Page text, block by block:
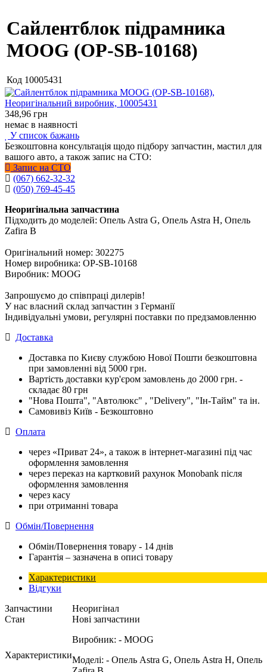
Сайлентблок підрамника
MOOG (OP-SB-10168)
Код 10005431
348,96 грн
немає в наявності
У список бажань
Безкоштовна консультація щодо підбору запчастин, мастил для
вашого авто, а також запис на СТО:
Запис на СТО
(067) 662-32-32
(050) 769-45-45
Неоригінальна запчастина
Підходить до моделей: Опель Astra G, Опель Astra H, Опель
Zafira B
Оригінальний номер: 302275
Номер виробника: OP-SB-10168
Виробник: MOOG
Запрошуємо до співпраці дилерів!
У нас власний склад запчастин з Германії
Індивідуальні умови, регулярні поставки по предзамовленню
Доставка
Доставка по Києву службою Нової Пошти безкоштовна
при замовленні від 5000 грн.
Вартість доставки кур'єром замовлень до 2000 грн. -
складає 80 грн
"Нова Пошта", "Автолюкс" , "Delivery", "Iн-Тайм" та ін.
Самовивіз Київ - Безкоштовно
Оплата
через «Приват 24», а також в інтернет-магазині під час
оформлення замовлення
через переказ на картковий рахунок Monobank після
оформлення замовлення
через касу
при отриманні товара
Обмін/Повернення
Обмін/Повернення товару - 14 днів
Гарантія – зазначена в описі товару
Характеристики
Відгуки
Запчастини
Неоригінал
Стан
Нові запчастини
Характеристики
Виробник: - MOOG
Моделі: - Опель Astra G, Опель Astra H, Опель